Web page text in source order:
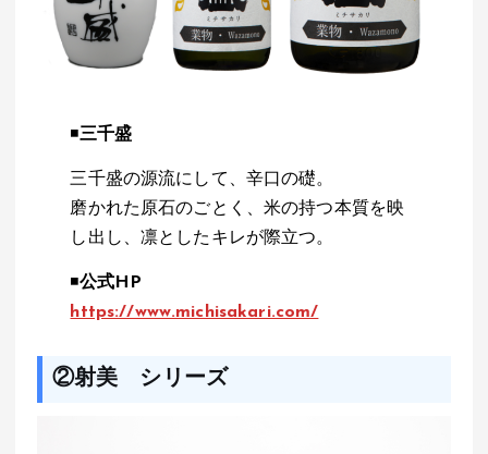
◾️三千盛
三千盛の源流にして、辛口の礎。
磨かれた原石のごとく、米の持つ本質を映
し出し、凛としたキレが際立つ。
◾️公式HP
https://www.michisakari.com/
②射美 シリーズ